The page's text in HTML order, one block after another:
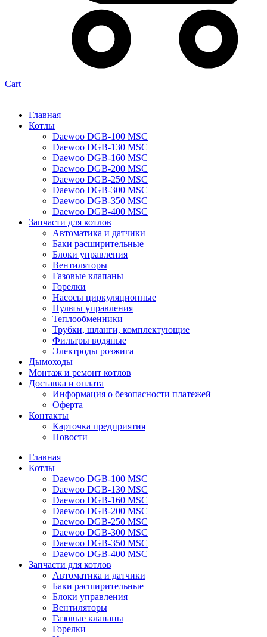
Cart
Главная
Котлы
Daewoo DGB-100 MSC
Daewoo DGB-130 MSC
Daewoo DGB-160 MSC
Daewoo DGB-200 MSC
Daewoo DGB-250 MSC
Daewoo DGB-300 MSC
Daewoo DGB-350 MSC
Daewoo DGB-400 MSC
Запчасти для котлов
Автоматика и датчики
Баки расширительные
Блоки управления
Вентиляторы
Газовые клапаны
Горелки
Насосы циркуляционные
Пульты управления
Теплообменники
Трубки, шланги, комплектующие
Фильтры водяные
Электроды розжига
Дымоходы
Монтаж и ремонт котлов
Доставка и оплата
Информация о безопасности платежей
Оферта
Контакты
Карточка предприятия
Новости
Главная
Котлы
Daewoo DGB-100 MSC
Daewoo DGB-130 MSC
Daewoo DGB-160 MSC
Daewoo DGB-200 MSC
Daewoo DGB-250 MSC
Daewoo DGB-300 MSC
Daewoo DGB-350 MSC
Daewoo DGB-400 MSC
Запчасти для котлов
Автоматика и датчики
Баки расширительные
Блоки управления
Вентиляторы
Газовые клапаны
Горелки